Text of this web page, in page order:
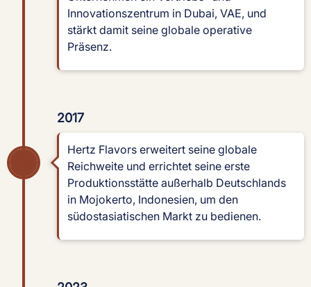
Innovationszentrum in Dubai, VAE, und
stärkt damit seine globale operative
Präsenz.
2017
Hertz Flavors erweitert seine globale
Reichweite und errichtet seine erste
Produktionsstätte außerhalb Deutschlands
in Mojokerto, Indonesien, um den
südostasiatischen Markt zu bedienen.